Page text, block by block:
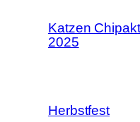
Katzen
2025
Herbstfest